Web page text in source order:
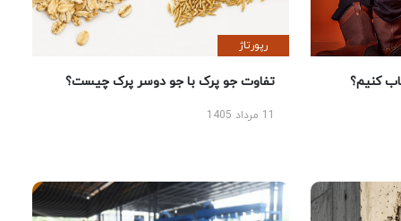
کنیم؟
رپورتاژ
تفاوت جو پرک با جو دوسر پرک چیست؟